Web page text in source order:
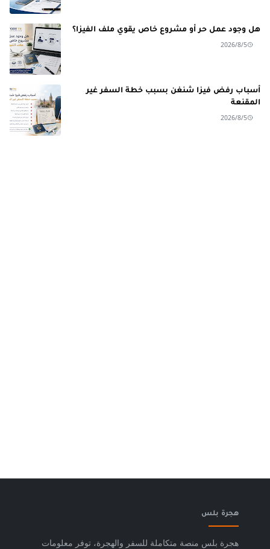
هل وجود عمل حر أو مشروع خاص يقوي ملف الفيزا؟
2026/8/5
أسباب رفض فيزا شنغن بسبب خطة السفر غير
المقنعة
2026/8/5
هجرة بلس
هجرة بلس منصة متكاملة للسفر والهجرة، توفر معلومات